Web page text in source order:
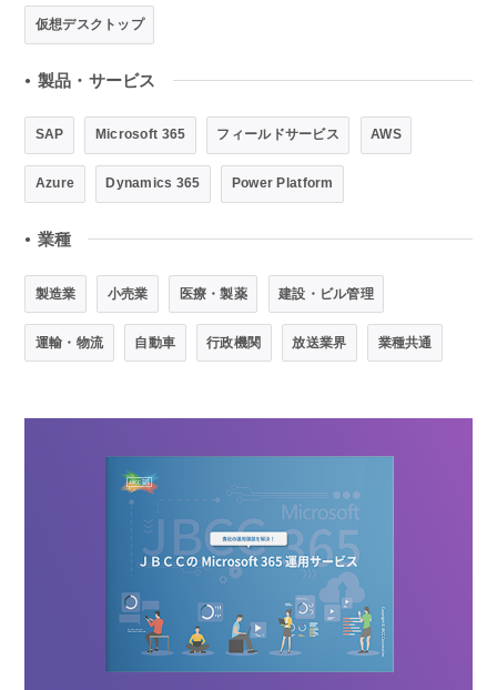
仮想デスクトップ
● 製品・サービス
SAP Microsoft 365 フィールドサービス AWS
Azure Dynamics 365 Power Platform
● 業種
製造業 小売業 医療・製薬 建設・ビル管理
運輸・物流 自動車 行政機関 放送業界 業種共通